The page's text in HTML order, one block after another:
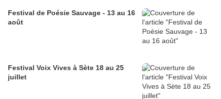
Festival de Poésie Sauvage - 13 au 16
août
Festival Voix Vives à Sète 18 au 25
juillet